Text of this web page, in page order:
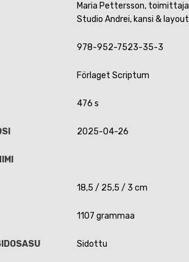
Maria Pettersson, toimittaja
Studio Andrei, kansi & layout
978-952-7523-35-3
Förlaget Scriptum
476 s
2025-04-26
18,5 / 25,5 / 3 cm
1107 grammaa
Sidottu